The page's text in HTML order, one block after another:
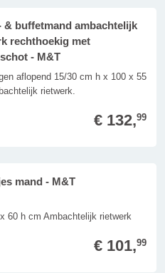
& buffetmand ambachtelijk
rechthoekig met
- M&T
aflopend 15/30 cm h x 100 x 55
rietwerk.
€ 132,99
mand - M&T
60 h cm Ambachtelijk rietwerk
€ 101,99